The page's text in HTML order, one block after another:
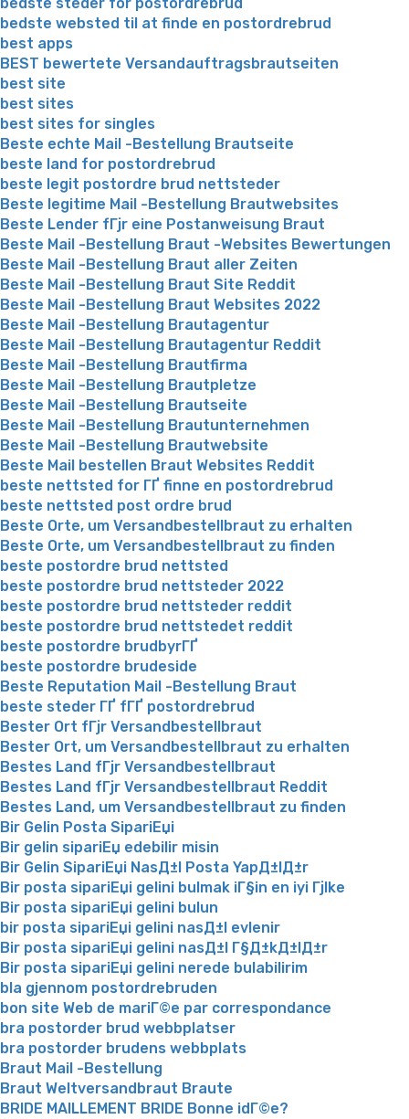
bedste steder for postordrebrud
bedste websted til at finde en postordrebrud
best apps
BEST bewertete Versandauftragsbrautseiten
best site
best sites
best sites for singles
Beste echte Mail -Bestellung Brautseite
beste land for postordrebrud
beste legit postordre brud nettsteder
Beste legitime Mail -Bestellung Brautwebsites
Beste Lender fГјr eine Postanweisung Braut
Beste Mail -Bestellung Braut -Websites Bewertungen
Beste Mail -Bestellung Braut aller Zeiten
Beste Mail -Bestellung Braut Site Reddit
Beste Mail -Bestellung Braut Websites 2022
Beste Mail -Bestellung Brautagentur
Beste Mail -Bestellung Brautagentur Reddit
Beste Mail -Bestellung Brautfirma
Beste Mail -Bestellung Brautpletze
Beste Mail -Bestellung Brautseite
Beste Mail -Bestellung Brautunternehmen
Beste Mail -Bestellung Brautwebsite
Beste Mail bestellen Braut Websites Reddit
beste nettsted for ГҐ finne en postordrebrud
beste nettsted post ordre brud
Beste Orte, um Versandbestellbraut zu erhalten
Beste Orte, um Versandbestellbraut zu finden
beste postordre brud nettsted
beste postordre brud nettsteder 2022
beste postordre brud nettsteder reddit
beste postordre brud nettstedet reddit
beste postordre brudbyrГҐ
beste postordre brudeside
Beste Reputation Mail -Bestellung Braut
beste steder ГҐ fГҐ postordrebrud
Bester Ort fГјr Versandbestellbraut
Bester Ort, um Versandbestellbraut zu erhalten
Bestes Land fГјr Versandbestellbraut
Bestes Land fГјr Versandbestellbraut Reddit
Bestes Land, um Versandbestellbraut zu finden
Bir Gelin Posta SipariЕџi
Bir gelin sipariЕџ edebilir misin
Bir Gelin SipariЕџi NasД±l Posta YapД±lД±r
Bir posta sipariЕџi gelini bulmak iГ§in en iyi Гјlke
Bir posta sipariЕџi gelini bulun
bir posta sipariЕџi gelini nasД±l evlenir
Bir posta sipariЕџi gelini nasД±l Г§Д±kД±lД±r
Bir posta sipariЕџi gelini nerede bulabilirim
bla gjennom postordrebruden
bon site Web de mariГ©e par correspondance
bra postorder brud webbplatser
bra postorder brudens webbplats
Braut Mail -Bestellung
Braut Weltversandbraut Braute
BRIDE MAILLEMENT BRIDE Bonne idГ©e?